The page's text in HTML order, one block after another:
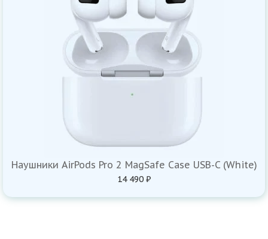
Наушники AirPods Pro 2 MagSafe Case USB-C (White)
14 490 ₽